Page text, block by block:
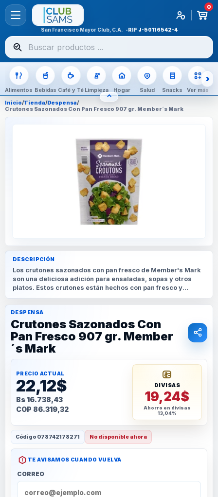
0
San Francisco Mayor Club, C.A. RIF J-50116542-4
Buscar
productos
Alimentos Bebidas Café y Té Limpieza Hogar Salud Snacks Ver más
⌃OCULTAR CATEGORÍAS
Inicio/Tienda/Despensa/
Crutones Sazonados Con Pan Fresco 907 gr. Member´s Mark
DESCRIPCIÓN
Los crutones sazonados con pan fresco de Member's Mark
son una deliciosa adición para ensaladas, sopas y otros
platos. Estos crutones están hechos con pan fresco y
DESPENSA
Crutones Sazonados Con
Pan Fresco 907 gr. Member
´s Mark
PRECIO ACTUAL
22,12$
Bs 16.738,43
COP 86.319,32
DIVISAS
19,24$
Ahorro en divisas
13,04%
Código 078742178271 No disponible ahora
TE AVISAMOS CUANDO VUELVA
CORREO